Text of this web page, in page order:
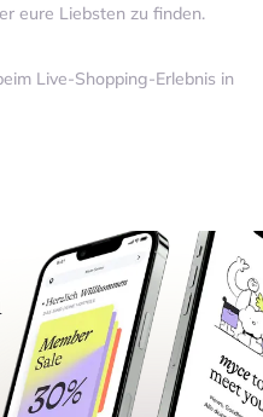
eure Liebsten zu finden.
Live-Shopping-Erlebnis in